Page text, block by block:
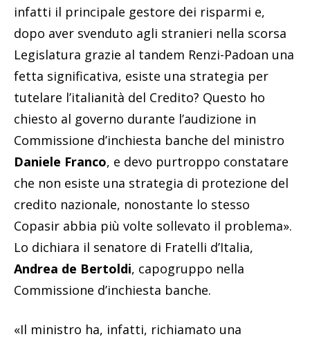
infatti il principale gestore dei risparmi e,
dopo aver svenduto agli stranieri nella scorsa
Legislatura grazie al tandem Renzi-Padoan una
fetta significativa, esiste una strategia per
tutelare l’italianità del Credito? Questo ho
chiesto al governo durante l’audizione in
Commissione d’inchiesta banche del ministro
Daniele Franco, e devo purtroppo constatare
che non esiste una strategia di protezione del
credito nazionale, nonostante lo stesso
Copasir abbia più volte sollevato il problema».
Lo dichiara il senatore di Fratelli d’Italia,
Andrea de Bertoldi, capogruppo nella
Commissione d’inchiesta banche.
«Il ministro ha, infatti, richiamato una